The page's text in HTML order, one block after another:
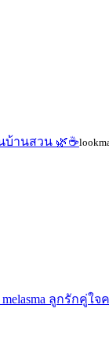
านสวน 🌿☕
ลูกรักคู่ใ